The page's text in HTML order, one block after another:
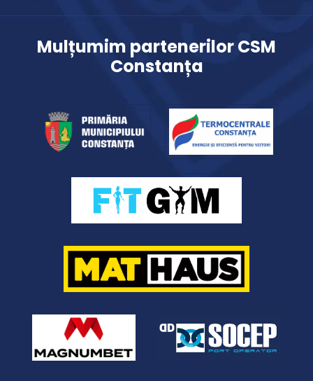
Mulțumim partenerilor CSM
Constanța